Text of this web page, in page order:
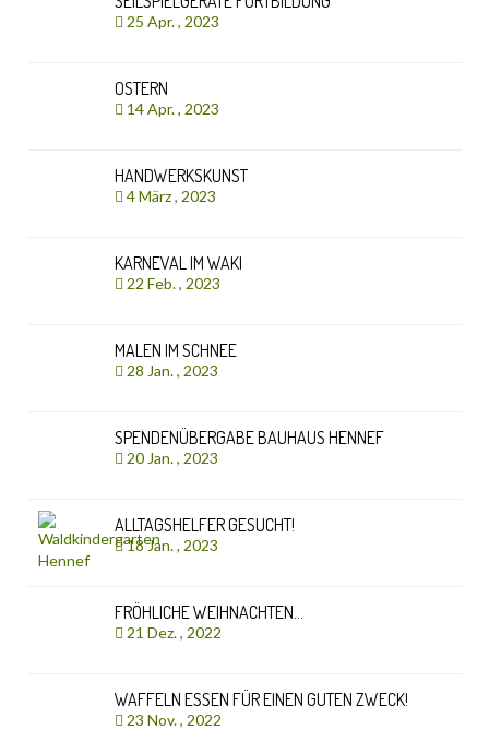
25 Apr. , 2023
OSTERN
14 Apr. , 2023
HANDWERKSKUNST
4 März , 2023
KARNEVAL IM WAKI
22 Feb. , 2023
MALEN IM SCHNEE
28 Jan. , 2023
SPENDENÜBERGABE BAUHAUS HENNEF
20 Jan. , 2023
ALLTAGSHELFER GESUCHT!
18 Jan. , 2023
FRÖHLICHE WEIHNACHTEN…
21 Dez. , 2022
WAFFELN ESSEN FÜR EINEN GUTEN ZWECK!
23 Nov. , 2022